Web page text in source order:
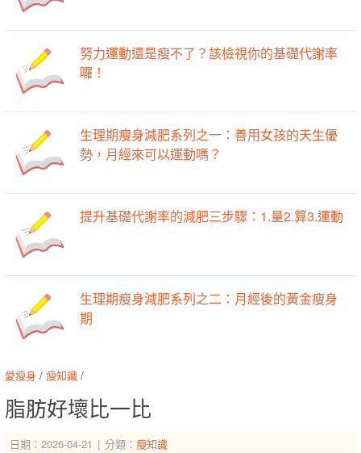
努力運動還是瘦不了？該檢視你的基礎代謝率
囉！
生理期瘦身減肥系列之一：善用女孩的天生優
勢，月經來可以運動嗎？
提升基礎代謝率的減肥三步驟：1.量2.算3.運動
生理期瘦身減肥系列之二：月經後的黃金瘦身
期
愛瘦身 / 瘦知識 /
脂肪好壞比一比
日期：2026-04-21 分類： 瘦知識